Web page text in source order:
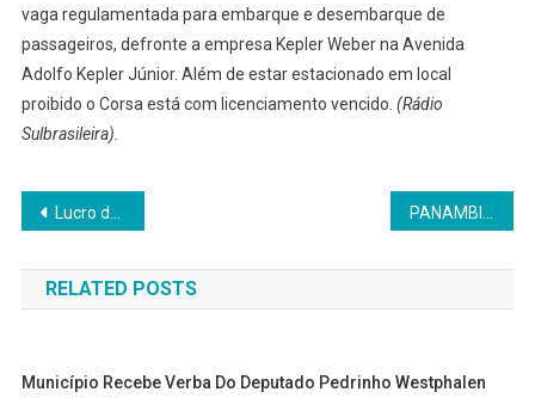
vaga regulamentada para embarque e desembarque de
passageiros, defronte a empresa Kepler Weber na Avenida
Adolfo Kepler Júnior. Além de estar estacionado em local
proibido o Corsa está com licenciamento vencido. (Rádio
Sulbrasileira).
Navegação
de
Post
Lucro da Kepler Weber cresce 258,2% em relação ao 2T25 e EBITDA do 3T25 representa 45% do acumulado do ano PANAMBI: Veículo desgovernado atinge poste na Região Norte do município
RELATED POSTS
Município Recebe Verba Do Deputado Pedrinho Westphalen